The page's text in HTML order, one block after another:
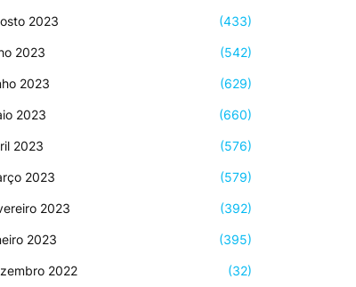
2023 (433)
2023 (542)
2023 (629)
2023 (660)
2023 (576)
2023 (579)
2023 (392)
2023 (395)
2022 (32)